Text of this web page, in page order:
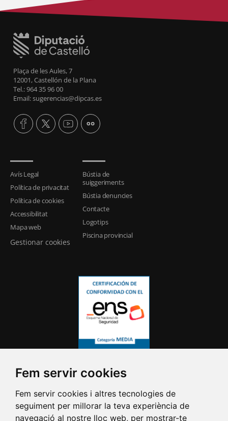
Fem servir cookies
Fem servir cookies i altres tecnologies de
seguiment per millorar la teva experiència de
navegació al nostre lloc web, per mostrar-te
Plaça de les Aules, 7
12001, Castellón de la Plana
Tel.: 964 35 96 00
Email: sugerencias@dipcas.es
Avís Legal
Política de privacitat
Política de cookies
Accessibilitat
Mapa web
Gestionar cookies
Bústia de
suiggeriments
Bústia denuncies
Contacte
Logotips
Piscina provincial